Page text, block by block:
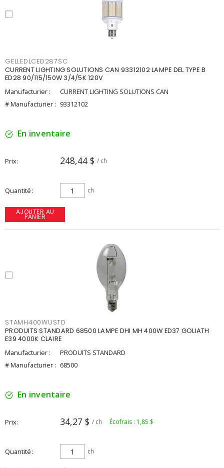
GELLEDLCED287SC
CURRENT LIGHTING SOLUTIONS CAN 93312102 LAMPE DEL TYPE B
ED28 90/115/150W 3/4/5K 120V
Manufacturier :
CURRENT LIGHTING SOLUTIONS CAN
# Manufacturier : 93312102
En inventaire
Prix 248,44 $ / ch
Quantité ch
AJOUTER AU
PANIER
STAMH400WUSTD
PRODUITS STANDARD 68500 LAMPE DHI MH 400W ED37 GOLIATH
E39 4000K CLAIRE
Manufacturier :
PRODUITS STANDARD
# Manufacturier : 68500
En inventaire
Prix 34,27 $ / ch Écofrais : 1,85 $
Quantité ch